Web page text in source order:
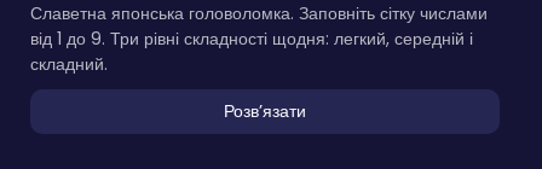
Славетна японська головоломка. Заповніть сітку числами
від 1 до 9. Три рівні складності щодня: легкий, середній і
складний.
Розвʼязати